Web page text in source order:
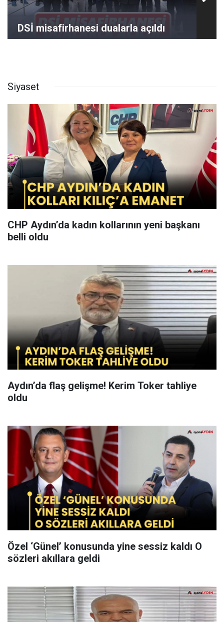
DSİ misafirhanesi dualarla açıldı
Siyaset
CHP Aydın’da kadın kollarının yeni başkanı
belli oldu
Aydın’da flaş gelişme! Kerim Toker tahliye
oldu
Özel ‘Günel’ konusunda yine sessiz kaldı O
sözleri akıllara geldi